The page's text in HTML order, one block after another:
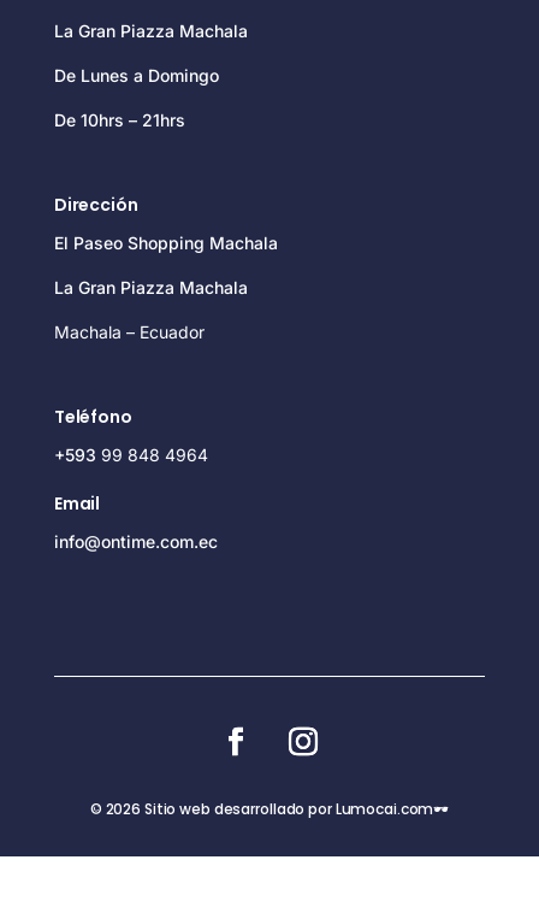
La Gran Piazza Machala
De Lunes a Domingo
De 10hrs – 21hrs
Dirección
El Paseo Shopping Machala
La Gran Piazza Machala
Machala – Ecuador
Teléfono
+593 99 848 4964
Email
info@ontime.com.ec
© 2026 Sitio web desarrollado por Lumocai.com🕶️